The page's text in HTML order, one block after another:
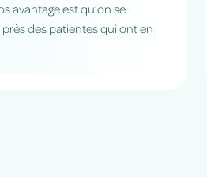
avantage est qu’on se
des patientes qui ont en